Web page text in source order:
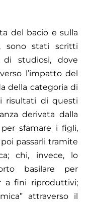
del bacio e sulla
sono stati scritti
studiosi, dove
l’impatto del
della categoria di
i risultati di questi
derivata dalla
sfamare i figli,
passarli tramite
chi, invece, lo
basilare per
a fini riproduttivi;
attraverso il